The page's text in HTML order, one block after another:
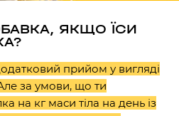
ЯКЩО ЇСИ
прийом у вигляді
за умови, що ти
на кг маси тіла на день із